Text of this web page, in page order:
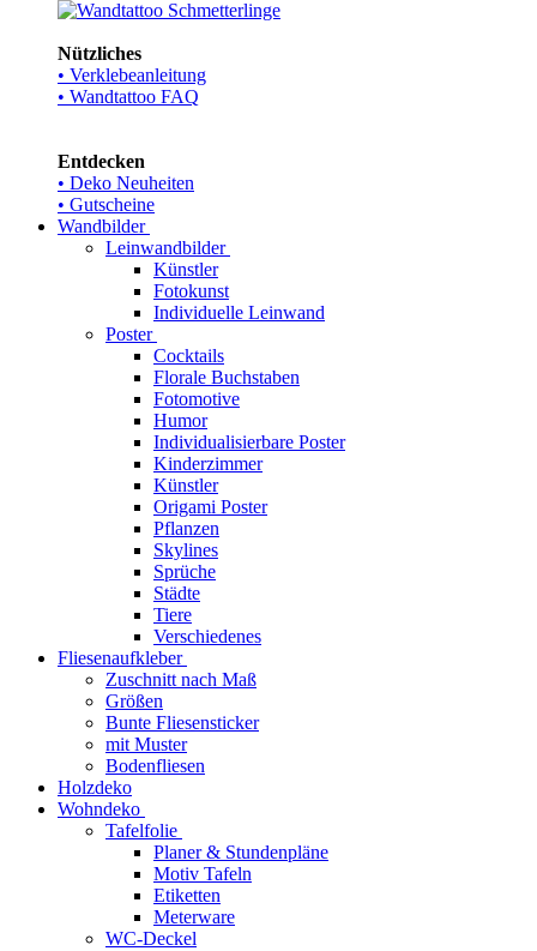
Nützliches
• Verklebeanleitung
• Wandtattoo FAQ
Entdecken
• Deko Neuheiten
• Gutscheine
Wandbilder
Leinwandbilder
Künstler
Fotokunst
Individuelle Leinwand
Poster
Cocktails
Florale Buchstaben
Fotomotive
Humor
Individualisierbare Poster
Kinderzimmer
Künstler
Origami Poster
Pflanzen
Skylines
Sprüche
Städte
Tiere
Verschiedenes
Fliesenaufkleber
Zuschnitt nach Maß
Größen
Bunte Fliesensticker
mit Muster
Bodenfliesen
Holzdeko
Wohndeko
Tafelfolie
Planer & Stundenpläne
Motiv Tafeln
Etiketten
Meterware
WC-Deckel